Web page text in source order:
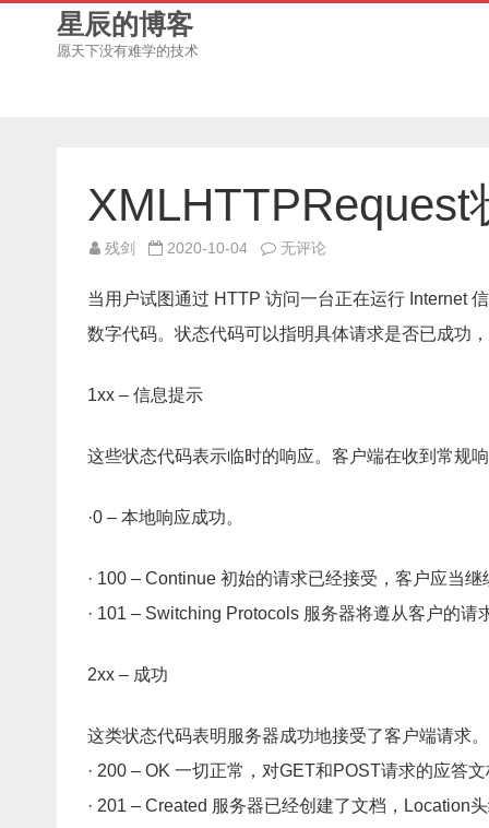
星辰的博客
愿天下没有难学的技术
残剑 2020-10-04
XMLHTTPRequest
status
完
整
列
无评论
当用户试图通过 HTTP 访问一台正在运行 Internet
数字代码。状态代码可以指明具体请求是否已成功
1xx – 信息提示
这些状态代码表示临时的响应。客户端在收到常规
·0 – 本地响应成功。
· 100 – Continue 初始的请求已经接受，客户应当
· 101 – Switching Protocols 服务器将遵从客户的
2xx – 成功
这类状态代码表明服务器成功地接受了客户端请求。
· 200 – OK 一切正常，对GET和POST请求的应答
· 201 – Created 服务器已经创建了文档，Location